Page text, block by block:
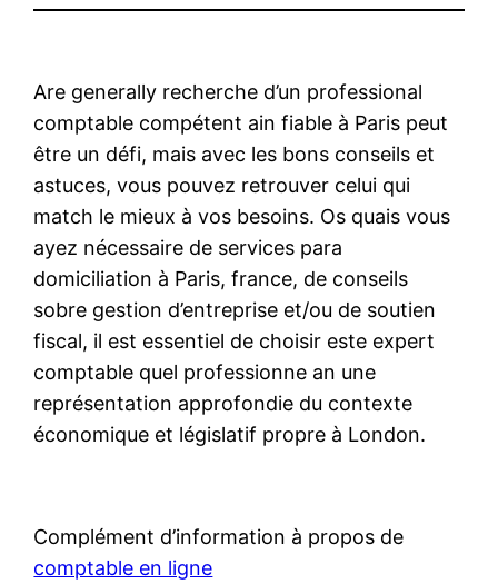
Are generally recherche d’un professional
comptable compétent ain fiable à Paris peut
être un défi, mais avec les bons conseils et
astuces, vous pouvez retrouver celui qui
match le mieux à vos besoins. Os quais vous
ayez nécessaire de services para
domiciliation à Paris, france, de conseils
sobre gestion d’entreprise et/ou de soutien
fiscal, il est essentiel de choisir este expert
comptable quel professionne an une
représentation approfondie du contexte
économique et législatif propre à London.
Complément d’information à propos de
comptable en ligne